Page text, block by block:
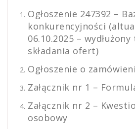
Ogłoszenie 247392 –
konkurencyjności
06.10.2025 –
składania ofert)
Ogłoszenie o
Załącznik nr 1 –
Załącznik nr 2 –
osobowy